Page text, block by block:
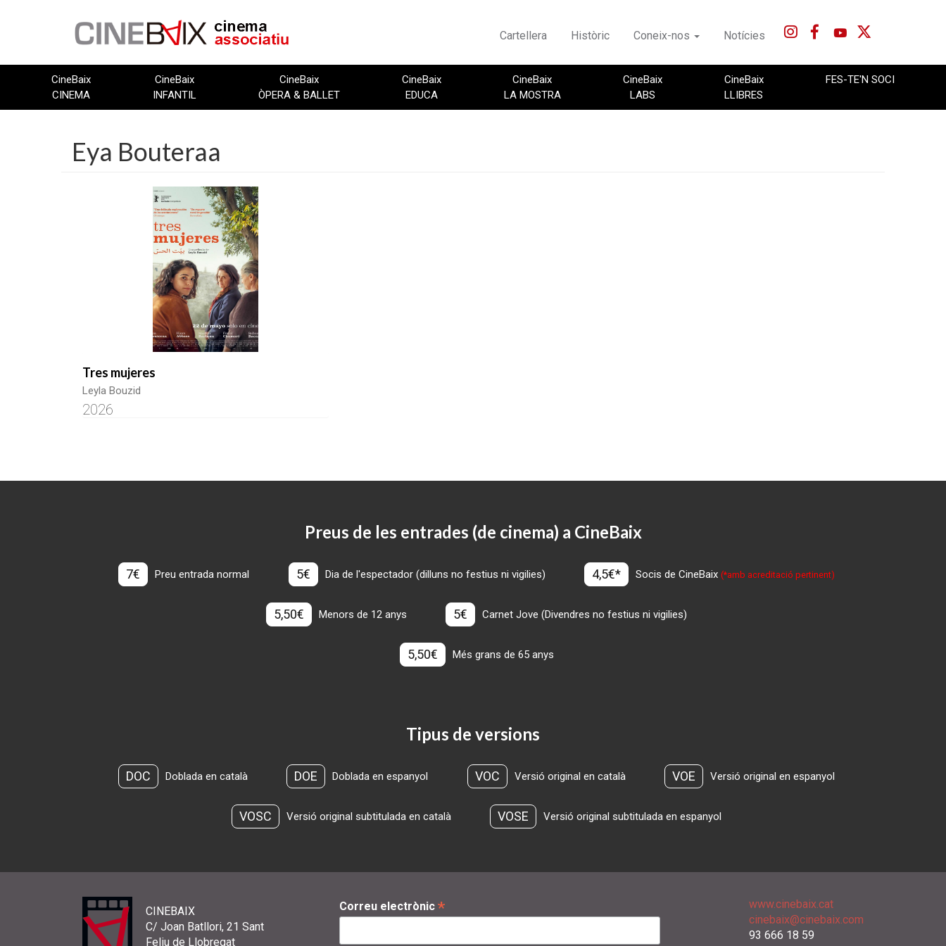
Cartellera Històric Coneix-nos Notícies
CineBaix
CINEMA
CineBaix
INFANTIL
CineBaix
ÒPERA & BALLET
CineBaix
EDUCA
CineBaix
LA MOSTRA
CineBaix
LABS
CineBaix
LLIBRES
FES-TE'N SOCI
Eya Bouteraa
Tres mujeres
Leyla Bouzid
2026
Preus de les entrades (de cinema) a CineBaix
7€ Preu entrada normal 5€ Dia de l'espectador (dilluns no festius ni vigilies) 4,5€* Socis de CineBaix(*amb acreditació pertinent)
5,50€ Menors de 12 anys 5€ Carnet Jove (Divendres no festius ni vigilies)
5,50€ Més grans de 65 anys
Tipus de versions
DOC Doblada en català DOE Doblada en espanyol VOC Versió original en català VOE Versió original en espanyol
VOSC Versió original subtitulada en català VOSE Versió original subtitulada en espanyol
CINEBAIX
C/ Joan Batllori, 21 Sant
Feliu de Llobregat
Correu electrònic *
www.cinebaix.cat
cinebaix@cinebaix.com
93 666 18 59